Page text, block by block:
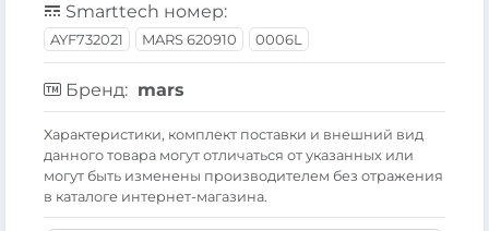
Smarttech номер:
AYF732021 MARS 620910 0006L
Бренд: mars
Xарактеристики, комплект поставки и внешний вид
данного товара могут отличаться от указанных или
могут быть изменены производителем без отражения
в каталоге интернет-магазина.